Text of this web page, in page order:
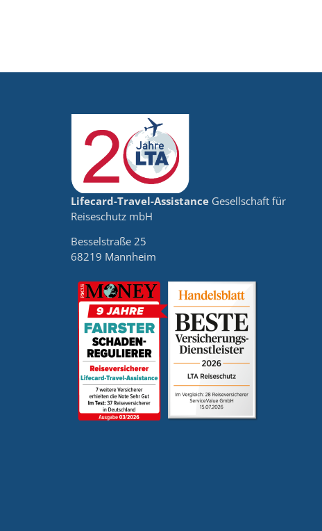
Lifecard-Travel-Assistance Gesellschaft für
Reiseschutz mbH
Besselstraße 25
68219 Mannheim